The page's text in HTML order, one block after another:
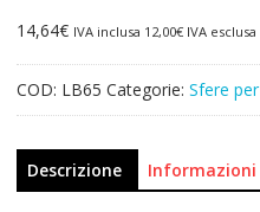
14,64€ IVA inclusa 12,00€IVA esclusa
COD: LB65 Categorie: Sfere
Descrizione